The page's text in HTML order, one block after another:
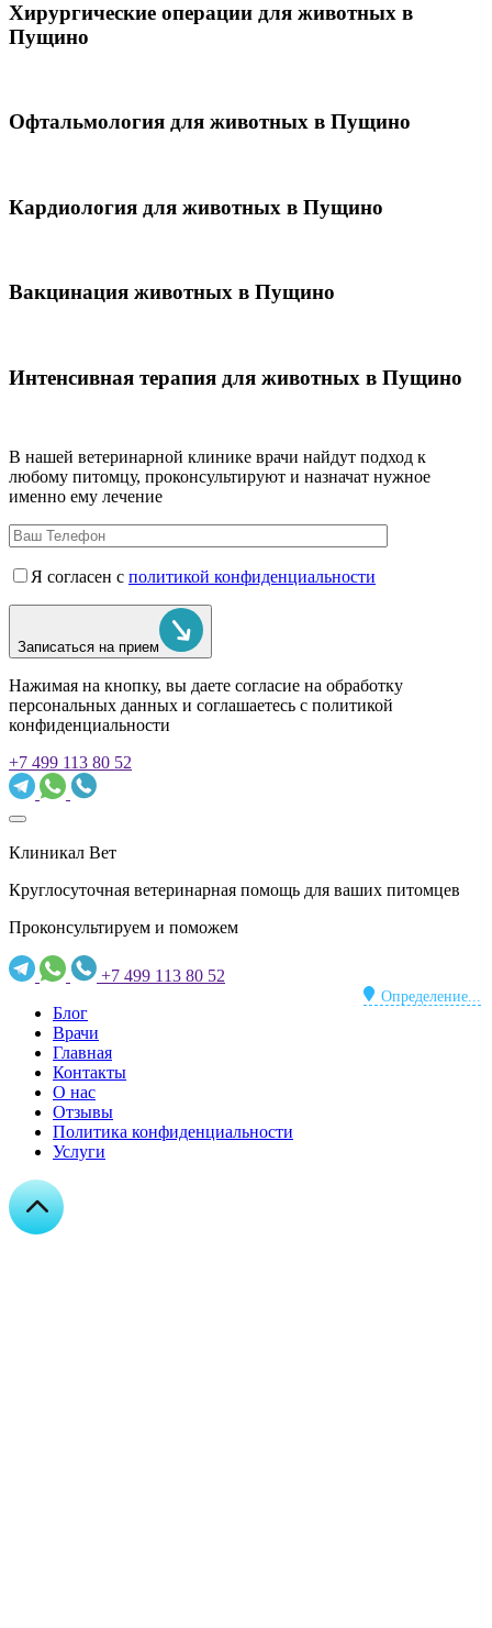
Хирургические операции для животных в
Пущино
Офтальмология для животных в Пущино
Кардиология для животных в Пущино
Вакцинация животных в Пущино
Интенсивная терапия для животных в Пущино
В нашей ветеринарной клинике врачи найдут подход к
любому питомцу, проконсультируют и назначат нужное
именно ему лечение
Я согласен с политикой конфиденциальности
Записаться на прием
Нажимая на кнопку, вы даете согласие на обработку
персональных данных и соглашаетесь c политикой
конфиденциальности
+7 499 113 80 52
Клиникал Вет
Круглосуточная ветеринарная помощь для ваших питомцев
Проконсультируем и поможем
+7 499 113 80 52
Определение...
Блог
Врачи
Главная
Контакты
О нас
Отзывы
Политика конфиденциальности
Услуги